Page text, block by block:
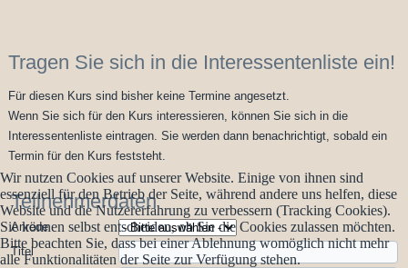
Tragen Sie sich in die Interessentenliste ein!
Für diesen Kurs sind bisher keine Termine angesetzt.
Wenn Sie sich für den Kurs interessieren, können Sie sich in die
Interessentenliste eintragen. Sie werden dann benachrichtigt, sobald ein
Termin für den Kurs feststeht.
Teilnehmerdaten
Anrede
Titel
Wir nutzen Cookies auf unserer Website. Einige von ihnen sind
essenziell für den Betrieb der Seite, während andere uns helfen, diese
Website und die Nutzererfahrung zu verbessern (Tracking Cookies).
Sie können selbst entscheiden, ob Sie die Cookies zulassen möchten.
Bitte beachten Sie, dass bei einer Ablehnung womöglich nicht mehr
alle Funktionalitäten der Seite zur Verfügung stehen.